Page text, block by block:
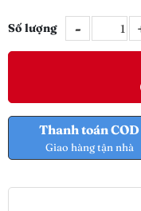
Số lượng -
Thanh toán COD
Giao hàng tận nhà